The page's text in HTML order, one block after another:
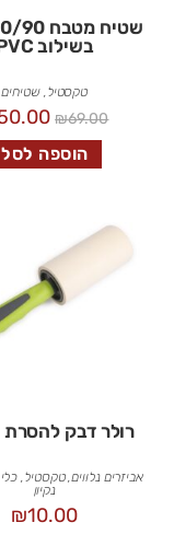
בשילוב PVC
טקסטיל,שטיחים
₪69.00
הוספה לסל
רולר דבק להסרת
אביזרים נלווים,טקסטיל,
נקיון
₪10.00